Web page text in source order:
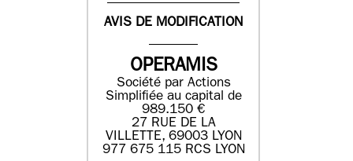
AVIS DE MODIFICATION
OPERAMIS
Société par Actions
Simplifiée au capital de
989.150 €
27 RUE DE LA
VILLETTE, 69003 LYON
977 675 115 RCS LYON